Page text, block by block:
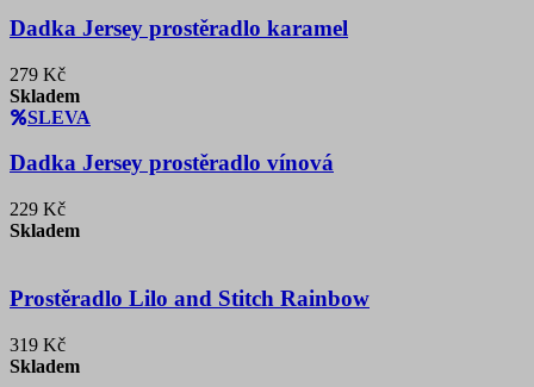
Dadka Jersey prostěradlo karamel
279 Kč
Skladem
SLEVA
Dadka Jersey prostěradlo vínová
229 Kč
Skladem
Prostěradlo Lilo and Stitch Rainbow
319 Kč
Skladem